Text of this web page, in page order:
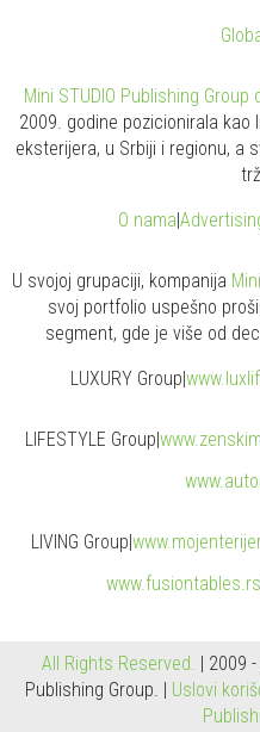
Mini STUDIO Publishing Group
2009. godine pozicionirala
eksterijera, u Srbiji i regionu, a
O nama|
U svojoj grupaciji, kompanija
svoj portfolio uspešno
segment, gde je više od
LUXURY Group|www.
LIFESTYLE Group|www.zenski
www.auto
LIVING Group|www.moj
www.fusiontables.rs
All Rights Reserved. | 2009
Publishing Group. | Uslovi